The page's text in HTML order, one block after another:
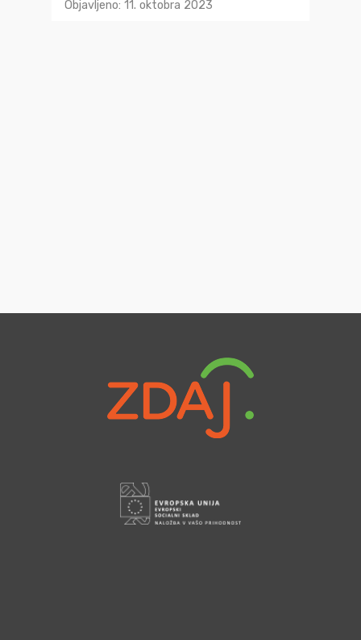
Objavljeno: 11. oktobra 2023